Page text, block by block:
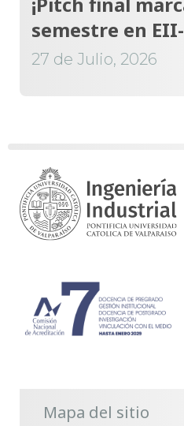
semestre en
27 de Julio, 2026
Mapa del sitio